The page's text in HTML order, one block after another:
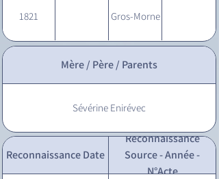
1821 Gros-Morne
Mère / Père / Parents
Sévérine Enirévec
Reconnaissance Date
Reconnaissance
Source - Année -
N°Acte